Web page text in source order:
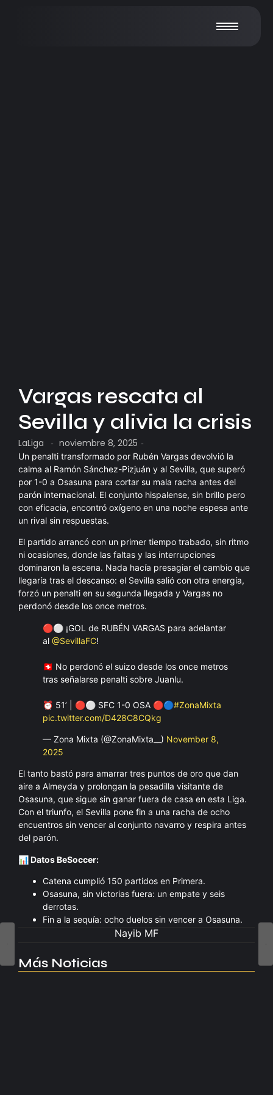
Vargas rescata al
Sevilla y alivia la crisis
LaLiga - noviembre 8, 2025 -
Un penalti transformado por Rubén Vargas devolvió la
calma al Ramón Sánchez-Pizjuán y al Sevilla, que superó
por 1-0 a Osasuna para cortar su mala racha antes del
parón internacional. El conjunto hispalense, sin brillo pero
con eficacia, encontró oxígeno en una noche espesa ante
un rival sin respuestas.
El partido arrancó con un primer tiempo trabado, sin ritmo
ni ocasiones, donde las faltas y las interrupciones
dominaron la escena. Nada hacía presagiar el cambio que
llegaría tras el descanso: el Sevilla salió con otra energía,
forzó un penalti en su segunda llegada y Vargas no
perdonó desde los once metros.
🔴⚪️ ¡GOL de RUBÉN VARGAS para adelantar
al @SevillaFC!
🇨🇭 No perdonó el suizo desde los once metros
tras señalarse penalti sobre Juanlu.
⏰ 51’ | 🔴⚪️ SFC 1-0 OSA 🔴🔵#ZonaMixta
pic.twitter.com/D428C8CQkg
— Zona Mixta (@ZonaMixta__) November 8,
2025
El tanto bastó para amarrar tres puntos de oro que dan
aire a Almeyda y prolongan la pesadilla visitante de
Osasuna, que sigue sin ganar fuera de casa en esta Liga.
Con el triunfo, el Sevilla pone fin a una racha de ocho
encuentros sin vencer al conjunto navarro y respira antes
del parón.
📊 Datos BeSoccer:
Catena cumplió 150 partidos en Primera.
Osasuna, sin victorias fuera: un empate y seis
derrotas.
Fin a la sequía: ocho duelos sin vencer a Osasuna.
Nayib MF
Más Noticias